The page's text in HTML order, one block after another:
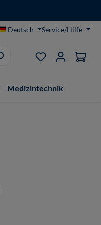
Deutsch Service/Hilfe
Du hast 0
Medizintechnik